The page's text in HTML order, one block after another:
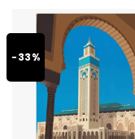
-33%